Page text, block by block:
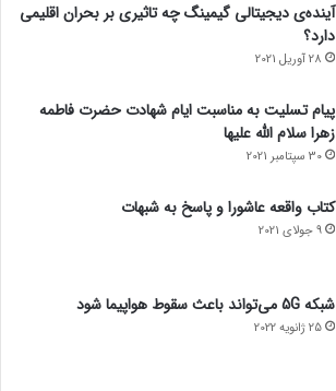
آینده‌ی دیجیتالی گیمینگ چه تاثیری بر بحران اقلیمی
دارد؟
28 آوریل 2021
پیام تسلیت به مناسبت ایام شهادت حضرت فاطمه
زهرا سلام الله علیها
30 سپتامبر 2021
کتاب واقعه عاشورا و پاسخ به شبهات
9 جولای 2021
شبکه 5G می‌تواند باعث سقوط هواپیما شود
25 ژانویه 2022